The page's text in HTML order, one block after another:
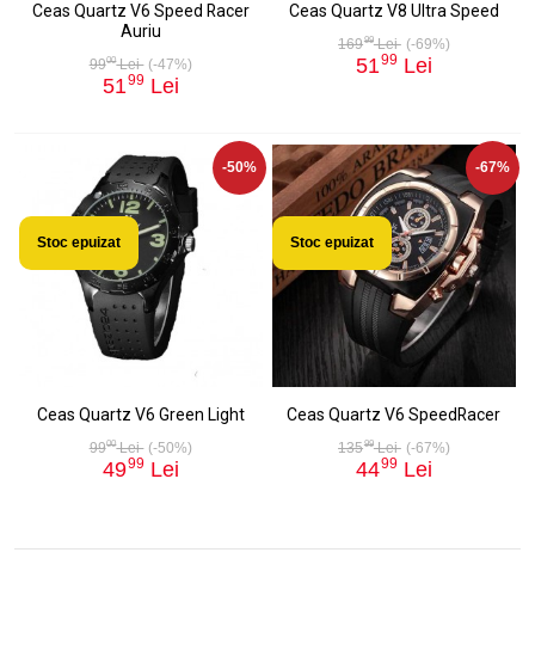
Ceas Quartz V6 Speed Racer
Auriu
9900Lei (-47%)
5199 Lei
Ceas Quartz V8 Ultra Speed
16999Lei (-69%)
5199 Lei
-50%
Stoc epuizat
Ceas Quartz V6 Green Light
9900Lei (-50%)
4999 Lei
-67%
Stoc epuizat
Ceas Quartz V6 SpeedRacer
13599Lei (-67%)
4499 Lei